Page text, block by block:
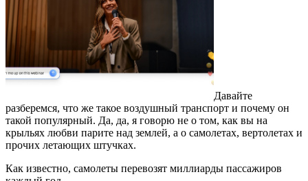
Давайте
разберемся, что же такое воздушный транспорт и почему он
такой популярный. Да, да, я говорю не о том, как вы на
крыльях любви парите над землей, а о самолетах, вертолетах и
прочих летающих штучках.
Как известно, самолеты перевозят миллиарды пассажиров